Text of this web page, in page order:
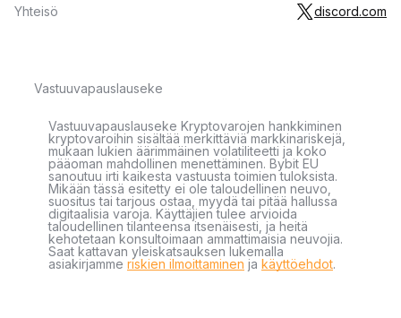
Yhteisö
discord.com
Vastuuvapauslauseke
Vastuuvapauslauseke Kryptovarojen hankkiminen
kryptovaroihin sisältää merkittäviä markkinariskejä,
mukaan lukien äärimmäinen volatiliteetti ja koko
pääoman mahdollinen menettäminen. Bybit EU
sanoutuu irti kaikesta vastuusta toimien tuloksista.
Mikään tässä esitetty ei ole taloudellinen neuvo,
suositus tai tarjous ostaa, myydä tai pitää hallussa
digitaalisia varoja. Käyttäjien tulee arvioida
taloudellinen tilanteensa itsenäisesti, ja heitä
kehotetaan konsultoimaan ammattimaisia neuvojia.
Saat kattavan yleiskatsauksen lukemalla
asiakirjamme riskien ilmoittaminen ja käyttöehdot.